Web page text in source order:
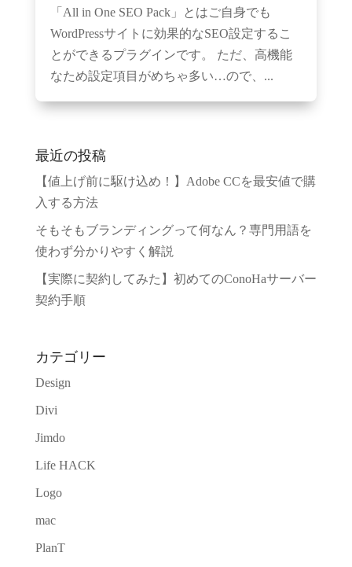
「All in One SEO Pack」とはご自身でも
WordPressサイトに効果的なSEO設定するこ
とができるプラグインです。 ただ、高機能
なため設定項目がめちゃ多い…ので、...
最近の投稿
【値上げ前に駆け込め！】Adobe CCを最安値で購
入する方法
そもそもブランディングって何なん？専門用語を
使わず分かりやすく解説
【実際に契約してみた】初めてのConoHaサーバー
契約手順
カテゴリー
Design
Divi
Jimdo
Life HACK
Logo
mac
PlanT